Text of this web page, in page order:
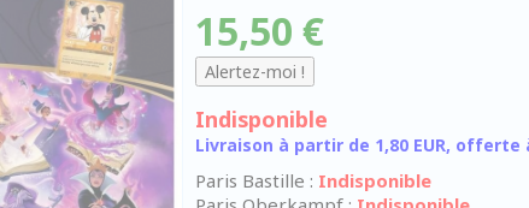
15,50 €
Indisponible
Livraison à partir de 1,80 EUR,
Paris Bastille : Indisponible